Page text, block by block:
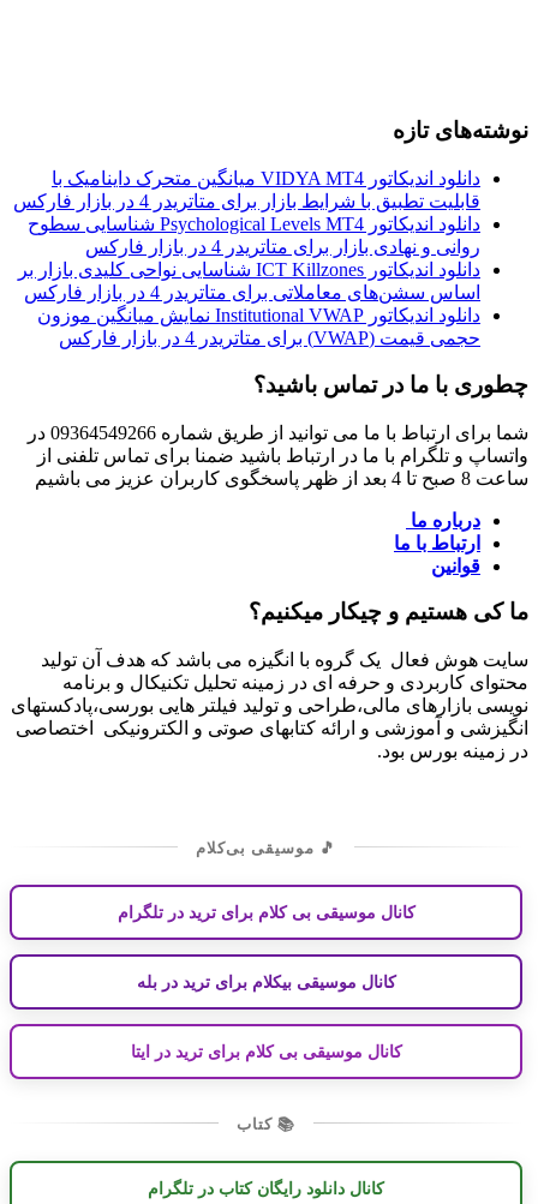
نوشته‌های تازه
دانلود اندیکاتور VIDYA MT4 میانگین متحرک داینامیک با
قابلیت تطبیق با شرایط بازار برای متاتریدر 4 در بازار فارکس
دانلود اندیکاتور Psychological Levels MT4 شناسایی سطوح
روانی و نهادی بازار برای متاتریدر 4 در بازار فارکس
دانلود اندیکاتور ICT Killzones شناسایی نواحی کلیدی بازار بر
اساس سشن‌های معاملاتی برای متاتریدر 4 در بازار فارکس
دانلود اندیکاتور Institutional VWAP نمایش میانگین موزون
حجمی قیمت (VWAP) برای متاتریدر 4 در بازار فارکس
چطوری با ما در تماس باشید؟
شما برای ارتباط با ما می توانید از طریق شماره 09364549266 در
واتساپ و تلگرام با ما در ارتباط باشید ضمنا برای تماس تلفنی از
ساعت 8 صبح تا 4 بعد از ظهر پاسخگوی کاربران عزیز می باشیم
درباره ما
ارتباط با ما
قوانین
ما کی هستیم و چیکار میکنیم؟
سایت هوش فعال یک گروه با انگیزه می باشد که هدف آن تولید
محتوای کاربردی و حرفه ای در زمینه تحلیل تکنیکال و برنامه
نویسی بازارهای مالی،طراحی و تولید فیلتر هایی بورسی،پادکستهای
انگیزشی و آموزشی و ارائه کتابهای صوتی و الکترونیکی اختصاصی
در زمینه بورس بود.
🎵 موسیقی بی‌کلام
کانال موسیقی بی کلام برای ترید در تلگرام
کانال موسیقی بیکلام برای ترید در بله
کانال موسیقی بی کلام برای ترید در ایتا
📚 کتاب
کانال دانلود رایگان کتاب در تلگرام